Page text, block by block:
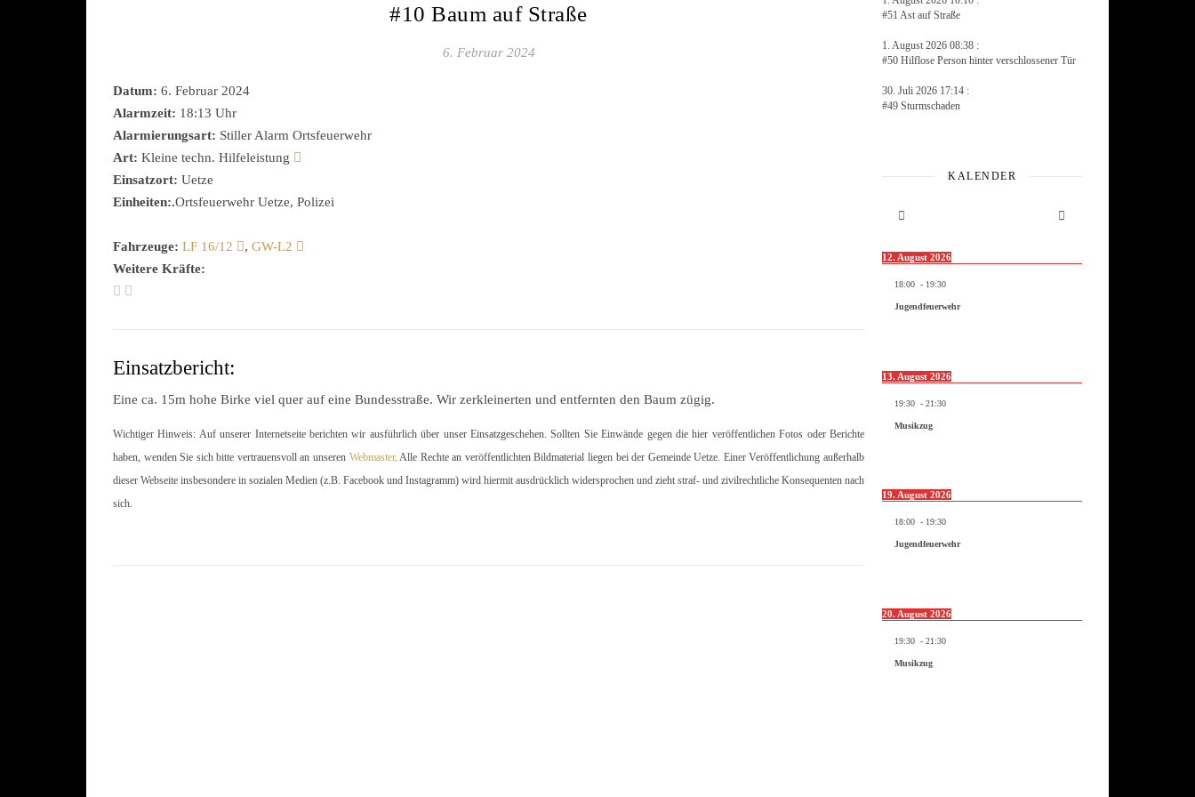
#10 Baum auf Straße
6. Februar 2024
Datum: 6. Februar 2024
Alarmzeit: 18:13 Uhr
Alarmierungsart: Stiller Alarm Ortsfeuerwehr
Art: Kleine techn. Hilfeleistung
Einsatzort: Uetze
Einheiten:.Ortsfeuerwehr Uetze, Polizei
Fahrzeuge: LF 16/12 , GW-L2
Weitere Kräfte:
Einsatzbericht:
Eine ca. 15m hohe Birke viel quer auf eine Bundesstraße. Wir zerkleinerten und entfernten den Baum zügig.
Wichtiger Hinweis: Auf unserer Internetseite berichten wir ausführlich über unser Einsatzgeschehen. Sollten Sie Einwände gegen die hier veröffentlichen Fotos oder Berichte
haben, wenden Sie sich bitte vertrauensvoll an unseren Webmaster. Alle Rechte an veröffentlichten Bildmaterial liegen bei der Gemeinde Uetze. Einer Veröffentlichung außerhalb
dieser Webseite insbesondere in sozialen Medien (z.B. Facebook und Instagramm) wird hiermit ausdrücklich widersprochen und zieht straf- und zivilrechtliche Konsequenten nach
sich.
#51 Ast auf Straße
1. August 2026 08:38 :
#50 Hilflose Person hinter verschlossener Tür
30. Juli 2026 17:14 :
#49 Sturmschaden
KALENDER
12. August 2026
18:00 - 19:30
Jugendfeuerwehr
13. August 2026
19:30 - 21:30
Musikzug
19. August 2026
18:00 - 19:30
Jugendfeuerwehr
20. August 2026
19:30 - 21:30
Musikzug